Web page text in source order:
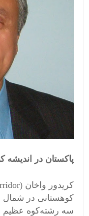
پاکستان در اندیشه
کوهستانی در شمال
سه رشته‌کوه عظیم